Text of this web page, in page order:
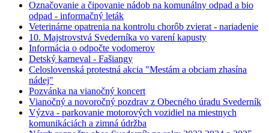
Označovanie a čipovanie nádob na komunálny odpad a bio
odpad - informačný leták
Veterinárne opatrenia na kontrolu chorôb zvierat - nariadenie
10. Majstrovstvá Svederníka vo varení kapusty
Informácia o odpočte vodomerov
Detský karneval - Fašiangy
Celoslovenská protestná akcia "Mestám a obciam zhasína
nádej"
Pozvánka na vianočný koncert
Vianočný a novoročný pozdrav z Obecného úradu Svederník
Výzva - parkovanie motorových vozidiel na miestnych
komunikáciách a zimná údržba